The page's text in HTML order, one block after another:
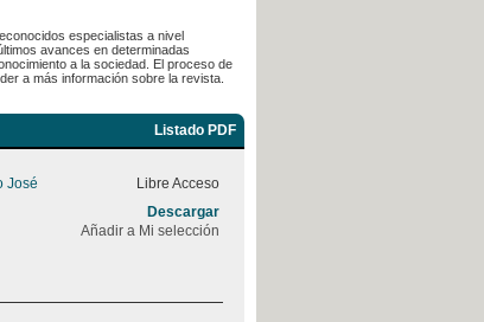
especialistas a nivel
avances en determinadas
a la sociedad. El proceso de
a más información sobre la revista.
Listado PDF
José
Libre Acceso
Descargar
Añadir a Mi selección